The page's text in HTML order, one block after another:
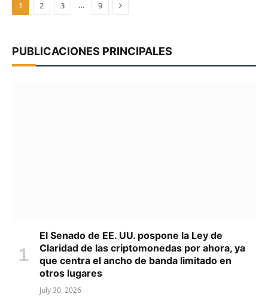
1 2 3 … 9 Next
PUBLICACIONES PRINCIPALES
El Senado de EE. UU. pospone la Ley de
Claridad de las criptomonedas por ahora, ya
que centra el ancho de banda limitado en
otros lugares
July 30, 2026